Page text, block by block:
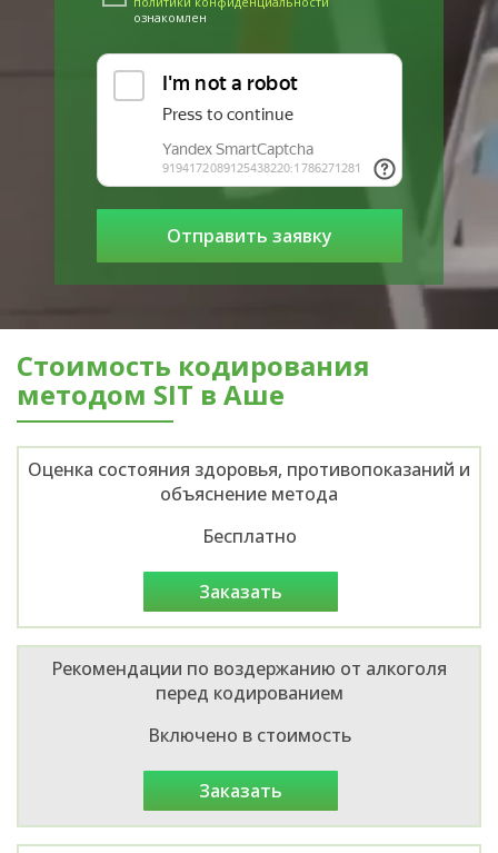
ознакомлен
Стоимость кодирования
методом SIT в Аше
Оценка состояния здоровья, противопоказаний и
объяснение метода
Бесплатно
заказать
Рекомендации по воздержанию от алкоголя
перед кодированием
Включено в стоимость
заказать